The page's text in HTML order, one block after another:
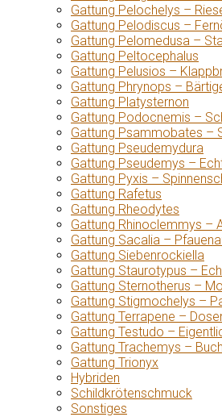
Gattung Pelochelys –
Gattung Pelodiscus –
Gattung Pelomedusa –
Gattung Peltocephalus
Gattung Pelusios –
Gattung Phrynops –
Gattung Platysternon
Gattung Podocnemis –
Gattung Psammobates –
Gattung Pseudemydura
Gattung Pseudemys –
Gattung Pyxis –
Gattung Rafetus
Gattung Rheodytes
Gattung Rhinoclemmys –
Gattung Sacalia –
Gattung Siebenrockiella
Gattung Staurotypus –
Gattung Sternotherus –
Gattung Stigmochelys –
Gattung Terrapene –
Gattung Testudo –
Gattung Trachemys –
Gattung Trionyx
Hybriden
Schildkrötenschmuck
Sonstiges